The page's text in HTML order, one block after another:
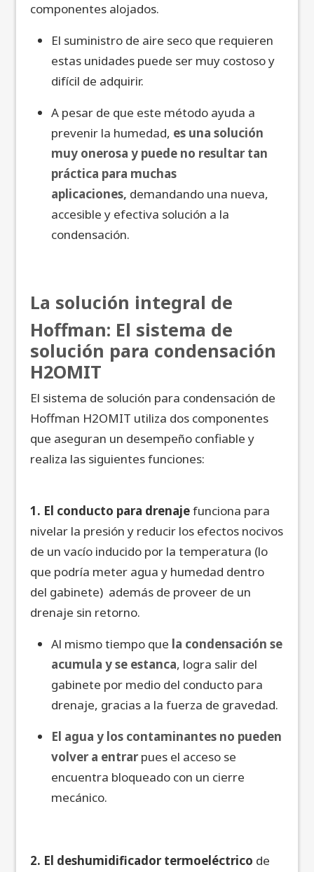
componentes alojados.
El suministro de aire seco que requieren
estas unidades puede ser muy costoso y
difícil de adquirir.
A pesar de que este método ayuda a
prevenir la humedad, es una solución
muy onerosa y puede no resultar tan
práctica para muchas
aplicaciones, demandando una nueva,
accesible y efectiva solución a la
condensación.
La solución integral de
Hoffman: El sistema de
solución para condensación
H2OMIT
El sistema de solución para condensación de
Hoffman H2OMIT utiliza dos componentes
que aseguran un desempeño confiable y
realiza las siguientes funciones:
1. El conducto para drenajefunciona para
nivelar la presión y reducir los efectos nocivos
de un vacío inducido por la temperatura (lo
que podría meter agua y humedad dentro
del gabinete) además de proveer de un
drenaje sin retorno.
Al mismo tiempo que la condensación se
acumula y se estanca, logra salir del
gabinete por medio del conducto para
drenaje, gracias a la fuerza de gravedad.
El agua y los contaminantes no pueden
volver a entrarpues el acceso se
encuentra bloqueado con un cierre
mecánico.
2. El deshumidificador termoeléctrico de